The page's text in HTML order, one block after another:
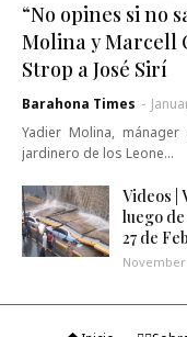
“No opines si no
Molina y Marcell
Strop a José Sirí
Barahona Times -
Yadier Molina,
jardinero de los Leone…
Videos |
luego
27 de
November